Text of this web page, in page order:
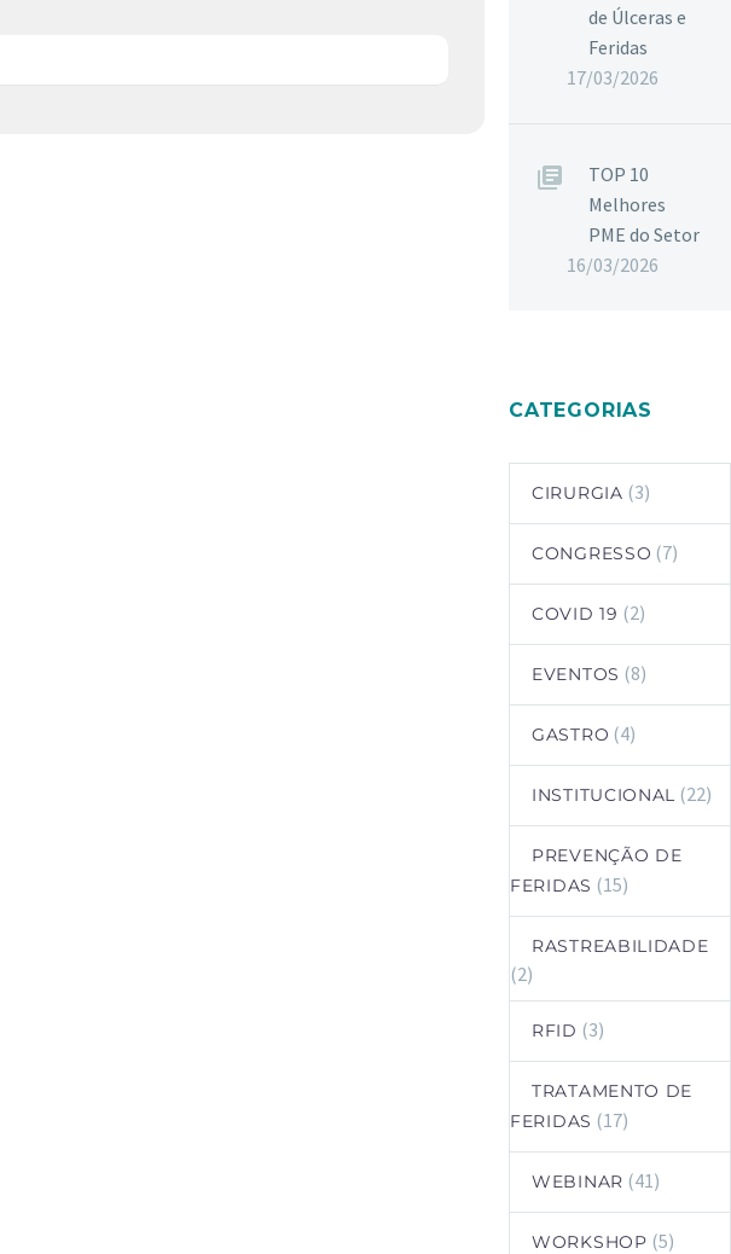
de Úlceras e
Feridas
17/03/2026
TOP 10
Melhores
PME do Setor
16/03/2026
CATEGORIAS
CIRURGIA (3)
CONGRESSO (7)
COVID 19 (2)
EVENTOS (8)
GASTRO (4)
INSTITUCIONAL (22)
PREVENÇÃO DE
FERIDAS (15)
RASTREABILIDADE
(2)
RFID (3)
TRATAMENTO DE
FERIDAS (17)
WEBINAR (41)
WORKSHOP (5)